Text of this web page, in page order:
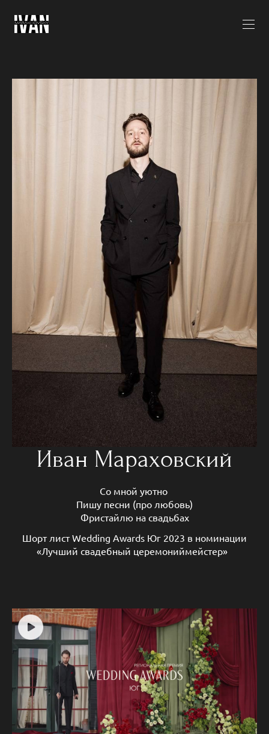
Иван Мараховский
Со мной уютно
Пишу песни (про любовь)
Фристайлю на свадьбах
Шорт лист Wedding Awards Юг 2023 в номинации
«Лучший свадебный церемониймейстер»